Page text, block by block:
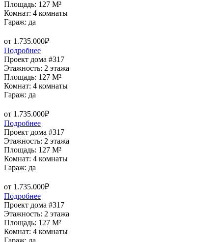
Площадь: 127 M²
Комнат: 4 комнаты
Гараж: да
от 1.735.000₽
Подробнее
Проект дома #317
Этажность: 2 этажа
Площадь: 127 M²
Комнат: 4 комнаты
Гараж: да
от 1.735.000₽
Подробнее
Проект дома #317
Этажность: 2 этажа
Площадь: 127 M²
Комнат: 4 комнаты
Гараж: да
от 1.735.000₽
Подробнее
Проект дома #317
Этажность: 2 этажа
Площадь: 127 M²
Комнат: 4 комнаты